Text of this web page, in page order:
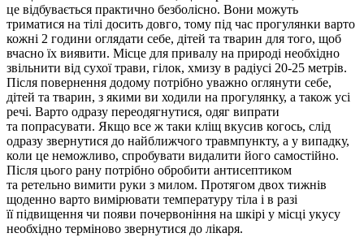
це відбувається практично безболісно. Вони можуть
триматися на тілі досить довго, тому під час прогулянки варто
кожні 2 години оглядати себе, дітей та тварин для того, щоб
вчасно їх виявити. Місце для привалу на природі необхідно
звільнити від сухої трави, гілок, хмизу в радіусі 20-25 метрів.
Після повернення додому потрібно уважно оглянути себе,
дітей та тварин, з якими ви ходили на прогулянку, а також усі
речі. Варто одразу переодягнутися, одяг випрати
та попрасувати. Якщо все ж таки кліщ вкусив когось, слід
одразу звернутися до найближчого травмпункту, а у випадку,
коли це неможливо, спробувати видалити його самостійно.
Після цього рану потрібно обробити антисептиком
та ретельно вимити руки з милом. Протягом двох тижнів
щоденно варто вимірювати температуру тіла і в разі
її підвищення чи появи почервоніння на шкірі у місці укусу
необхідно терміново звернутися до лікаря.